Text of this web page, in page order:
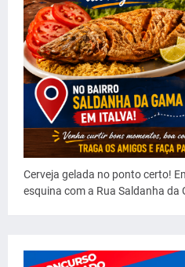
Cerveja gelada no ponto certo!
esquina com a Rua Saldanha da